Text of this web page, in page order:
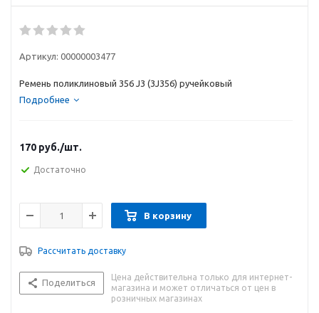
Артикул: 00000003477
Ремень поликлиновый 356 J3 (3J356) ручейковый
Подробнее
170 руб./шт.
Достаточно
В корзину
Рассчитать доставку
Поделиться
Цена действительна только для интернет-
магазина и может отличаться от цен в
розничных магазинах